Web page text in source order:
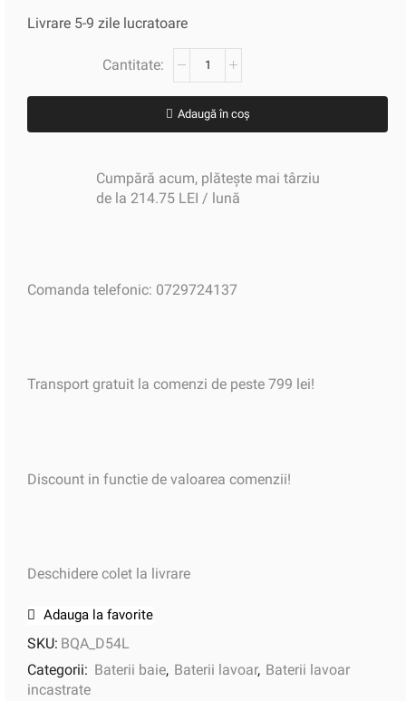
Livrare 5-9 zile lucratoare
Adaugă în coș
Cumpără acum, plătește mai târziu
de la 214.75 LEI / lună
Comanda telefonic: 0729724137
Transport gratuit la comenzi de peste 799 lei!
Discount in functie de valoarea comenzii!
Deschidere colet la livrare
Adauga la favorite
SKU: BQA_D54L
Categorii: Baterii baie, Baterii lavoar, Baterii lavoar
incastrate